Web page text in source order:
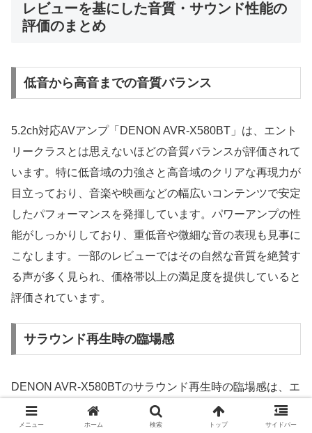
レビューを基にした音質・サウンド性能の
評価のまとめ
低音から高音までの音質バランス
5.2ch対応AVアンプ「DENON AVR-X580BT」は、エント
リークラスとは思えないほどの音質バランスが評価されて
います。特に低音域の力強さと高音域のクリアな再現力が
目立っており、音楽や映画などの幅広いコンテンツで安定
したパフォーマンスを発揮しています。パワーアンプの性
能がしっかりしており、重低音や微細な音の表現も見事に
こなします。一部のレビューではその自然な音質を絶賛す
る声が多く見られ、価格帯以上の満足度を提供していると
評価されています。
サラウンド再生時の臨場感
DENON AVR-X580BTのサラウンド再生時の臨場感は、エ
ントリークラスとしては非常に高く評価されています。
5.2ch対応によって、しっかりとした没入感を提供するの
メニュー ホーム 検索 トップ サイドバー